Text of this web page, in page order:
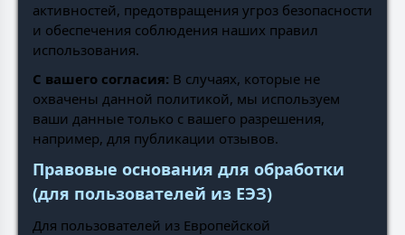
активностей, предотвращения угроз безопасности
и обеспечения соблюдения наших правил
использования.
С вашего согласия: В случаях, которые не
охвачены данной политикой, мы используем
ваши данные только с вашего разрешения,
например, для публикации отзывов.
Правовые основания для обработки
(для пользователей из ЕЭЗ)
Для пользователей из Европейской